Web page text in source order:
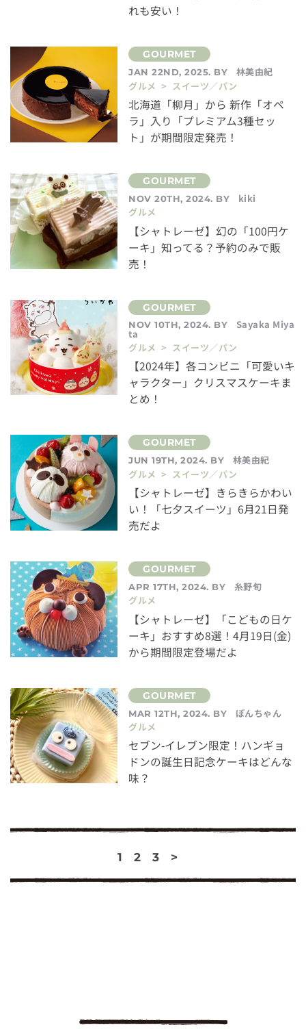
れも安い！
JAN 22ND, 2025. BY
林美由紀
グルメ > スイーツ／パン
北海道「柳月」から 新作「オペ
ラ」入り「プレミアム3種セッ
ト」が期間限定発売！
NOV 20TH, 2024. BY
kiki
グルメ
【シャトレーゼ】幻の「100円ケ
ーキ」知ってる？予約のみで販
売！
NOV 10TH, 2024. BY Sayaka Miya
ta
グルメ > スイーツ／パン
【2024年】各コンビニ「可愛いキ
ャラクター」クリスマスケーキま
とめ！
JUN 19TH, 2024. BY
林美由紀
グルメ > スイーツ／パン
【シャトレーゼ】きらきらかわい
い！「七夕スイーツ」6月21日発
売だよ
APR 17TH, 2024. BY
糸野旬
グルメ
【シャトレーゼ】「こどもの日ケ
ーキ」おすすめ8選！4月19日(金)
から期間限定登場だよ
MAR 12TH, 2024. BY
ぽんちゃん
グルメ
セブン-イレブン限定！ハンギョ
ドンの誕生日記念ケーキはどんな
味？
1 2 3 >